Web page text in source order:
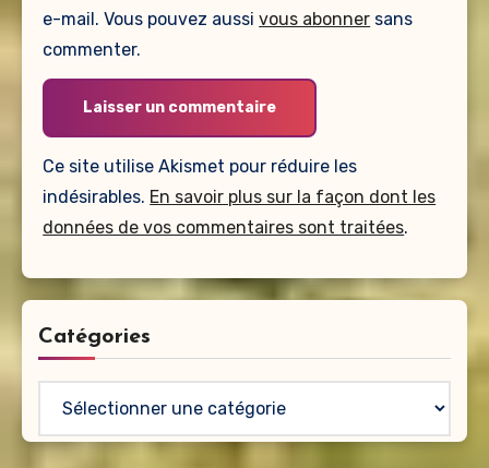
e-mail. Vous pouvez aussivous abonner sans
commenter.
Ce site utilise Akismet pour réduire les
indésirables. En savoir plus sur la façon dont les
données de vos commentaires sont traitées.
Catégories